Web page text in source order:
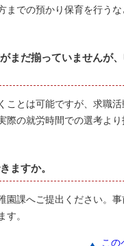
までの預かり保育を行う
まだ揃っていませんが
ことは可能ですが、求職活
際の就労時間での選考よ
ますか。
園課へご提出ください。事
す。
この